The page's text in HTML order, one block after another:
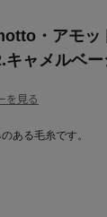
・アモッ
キャメルベー
を見る
ある毛糸です。